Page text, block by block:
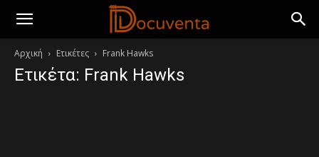
Αρχική Ετικέτες Frank Hawks
Ετικέτα: Frank Hawks